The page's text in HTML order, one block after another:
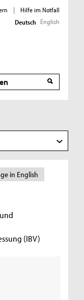
|
Hilfe im Notfall
Deutsch English
in English
(IBV)